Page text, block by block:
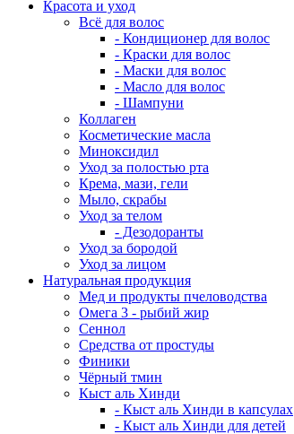
Красота и уход
Всё для волос
- Кондиционер для волос
- Краски для волос
- Маски для волос
- Масло для волос
- Шампуни
Коллаген
Косметические масла
Миноксидил
Уход за полостью рта
Крема, мази, гели
Мыло, скрабы
Уход за телом
- Дезодоранты
Уход за бородой
Уход за лицом
Натуральная продукция
Мед и продукты пчеловодства
Омега 3 - рыбий жир
Сеннол
Средства от простуды
Финики
Чёрный тмин
Кыст аль Хинди
- Кыст аль Хинди в капсулах
- Кыст аль Хинди для детей